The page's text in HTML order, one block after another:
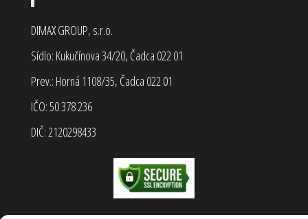
DIMAX GROUP, s.r.o.
Sídlo: Kukučínova 34/20, Čadca 022 01
Prev.: Horná 1108/35, Čadca 022 01
IČO: 50 378 236
DIČ: 2120298433